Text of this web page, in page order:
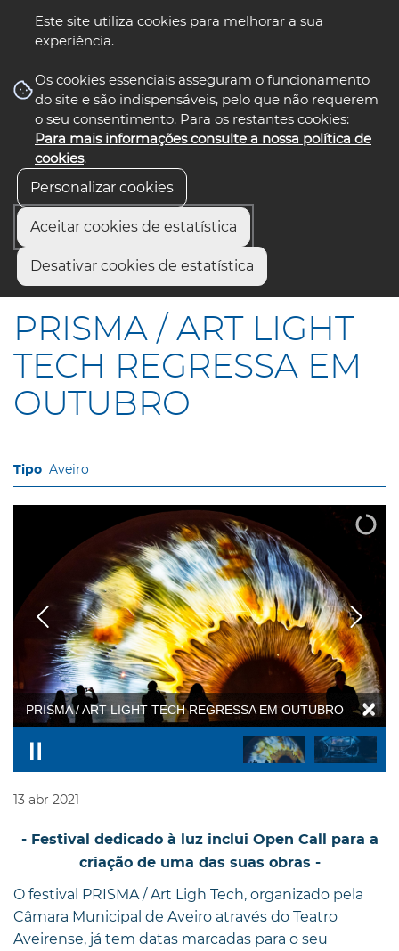
Este site utiliza cookies para melhorar a sua
experiência.
Os cookies essenciais asseguram o funcionamento
do site e são indispensáveis, pelo que não requerem
o seu consentimento. Para os restantes cookies:
Para mais informações consulte a nossa política de
cookies.
Personalizar cookies
Aceitar cookies de estatística
Desativar cookies de estatística
nos select language
Início
PRISMA / ART LIGHT TECH REGRESSA EM OUTUBRO
PRISMA / ART LIGHT
TECH REGRESSA EM
OUTUBRO
Aveiro
PRISMA / ART LIGHT TECH REGRESSA EM OUTUBRO
13 abr 2021
- Festival dedicado à luz inclui Open Call para a
criação de uma das suas obras -
O festival PRISMA / Art Ligh Tech, organizado pela
Câmara Municipal de Aveiro através do Teatro
Aveirense, já tem datas marcadas para o seu